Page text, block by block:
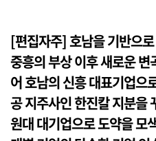
[편집자주] 호남을 기반으
중흥의 부상 이후 새로운
어 호남의 신흥 대표기업으
공 지주사인 한진칼 지분을
원대 대기업으로 도약을 모